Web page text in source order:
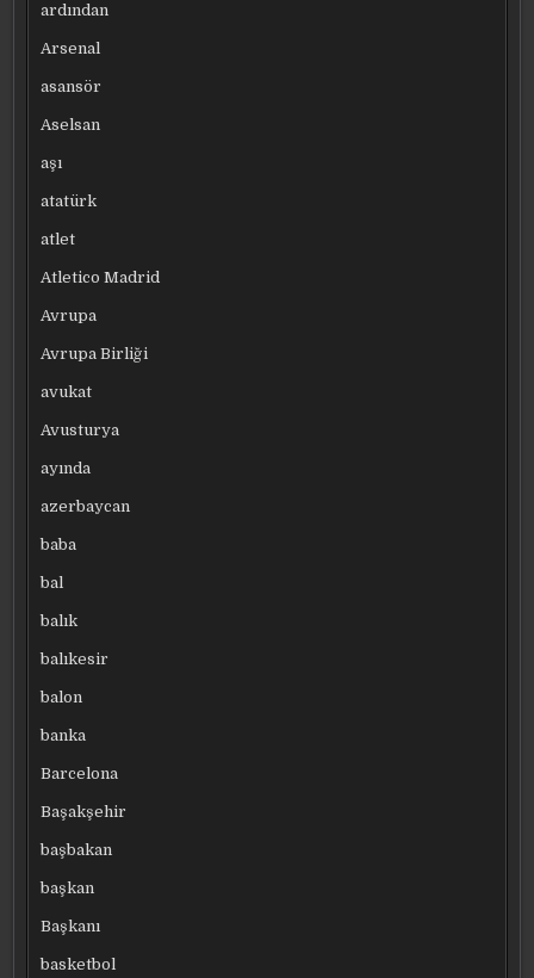
ardından
Arsenal
asansör
Aselsan
aşı
atatürk
atlet
Atletico Madrid
Avrupa
Avrupa Birliği
avukat
Avusturya
ayında
azerbaycan
baba
bal
balık
balıkesir
balon
banka
Barcelona
Başakşehir
başbakan
başkan
Başkanı
basketbol